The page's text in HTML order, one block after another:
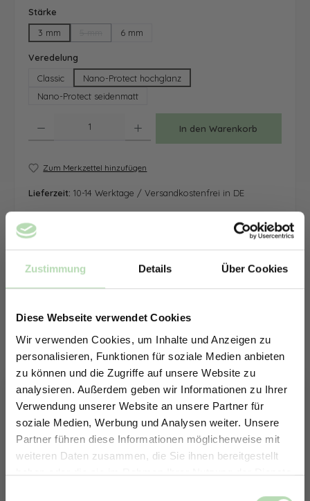
Zustimmung Details Über Cookies
Diese Webseite verwendet Cookies
Wir verwenden Cookies, um Inhalte und Anzeigen zu
personalisieren, Funktionen für soziale Medien anbieten
zu können und die Zugriffe auf unsere Website zu
analysieren. Außerdem geben wir Informationen zu Ihrer
Verwendung unserer Website an unsere Partner für
soziale Medien, Werbung und Analysen weiter. Unsere
Partner führen diese Informationen möglicherweise mit
weiteren Daten zusammen, die Sie ihnen bereitgestellt
haben oder die sie im Rahmen Ihrer Nutzung der Dienste
Stärke
3 mm
(Diese Option ist zurzeit nicht verfügbar.)
6 mm
Veredelung
Classic
Nano-Protect hochglanz
Nano-Protect seidenmatt
In den Warenkorb
Zum Merkzettel hinzufügen
Lieferzeit: 10-14 Werktage / Versandkostenfrei in DE
ERHALTE 5% RABATT AUF
DEINE RÜCKWÄNDE